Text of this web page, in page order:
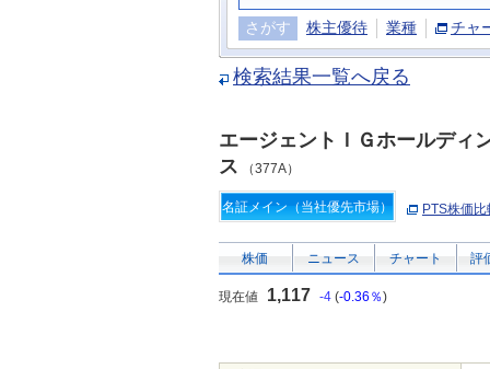
さがす 株主優待 業種 チャ
検索結果一覧へ戻る
エージェントＩＧホールディ
ス （377A）
名証メイン（当社優先市場） PTS株価比
株価 ニュース チャート 評
現在値 1,117 -4 (-0.36％)